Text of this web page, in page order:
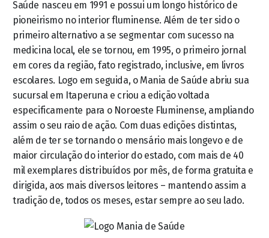
Saúde nasceu em 1991 e possui um longo histórico de
pioneirismo no interior fluminense. Além de ter sido o
primeiro alternativo a se segmentar com sucesso na
medicina local, ele se tornou, em 1995, o primeiro jornal
em cores da região, fato registrado, inclusive, em livros
escolares. Logo em seguida, o Mania de Saúde abriu sua
sucursal em Itaperuna e criou a edição voltada
especificamente para o Noroeste Fluminense, ampliando
assim o seu raio de ação. Com duas edições distintas,
além de ter se tornando o mensário mais longevo e de
maior circulação do interior do estado, com mais de 40
mil exemplares distribuídos por mês, de forma gratuita e
dirigida, aos mais diversos leitores – mantendo assim a
tradição de, todos os meses, estar sempre ao seu lado.